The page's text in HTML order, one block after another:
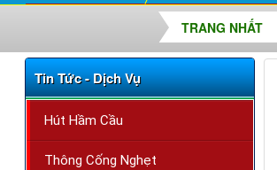
TRANG NHẤT
Tin Tức - Dịch Vụ
Hút Hầm Cầu
Thông Cống Nghẹt